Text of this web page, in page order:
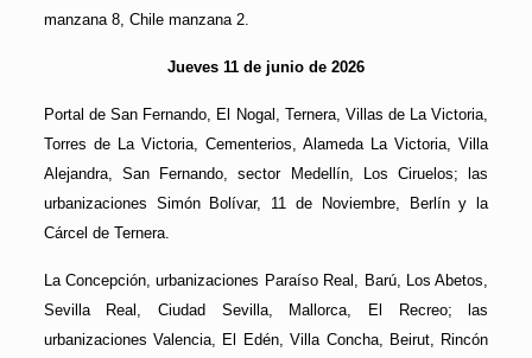
manzana 8, Chile manzana 2.
Jueves 11 de junio de 2026
Portal de San Fernando, El Nogal, Ternera, Villas de La Victoria,
Torres de La Victoria, Cementerios, Alameda La Victoria, Villa
Alejandra, San Fernando, sector Medellín, Los Ciruelos; las
urbanizaciones Simón Bolívar, 11 de Noviembre, Berlín y la
Cárcel de Ternera.
La Concepción, urbanizaciones Paraíso Real, Barú, Los Abetos,
Sevilla Real, Ciudad Sevilla, Mallorca, El Recreo; las
urbanizaciones Valencia, El Edén, Villa Concha, Beirut, Rincón